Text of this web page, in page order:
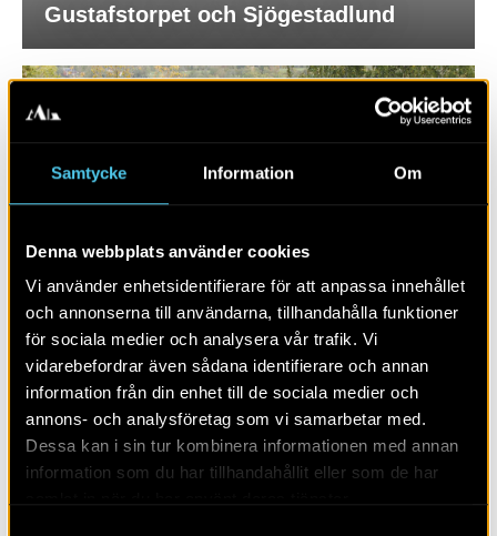
Samtycke Information Om
Denna webbplats använder cookies
Vi använder enhetsidentifierare för att anpassa innehållet
och annonserna till användarna, tillhandahålla funktioner
för sociala medier och analysera vår trafik. Vi
vidarebefordrar även sådana identifierare och annan
information från din enhet till de sociala medier och
annons- och analysföretag som vi samarbetar med.
Dessa kan i sin tur kombinera informationen med annan
information som du har tillhandahållit eller som de har
Gustafstorpet och Sjögestadlund
Trädgårdslund – torp och
torplämningar